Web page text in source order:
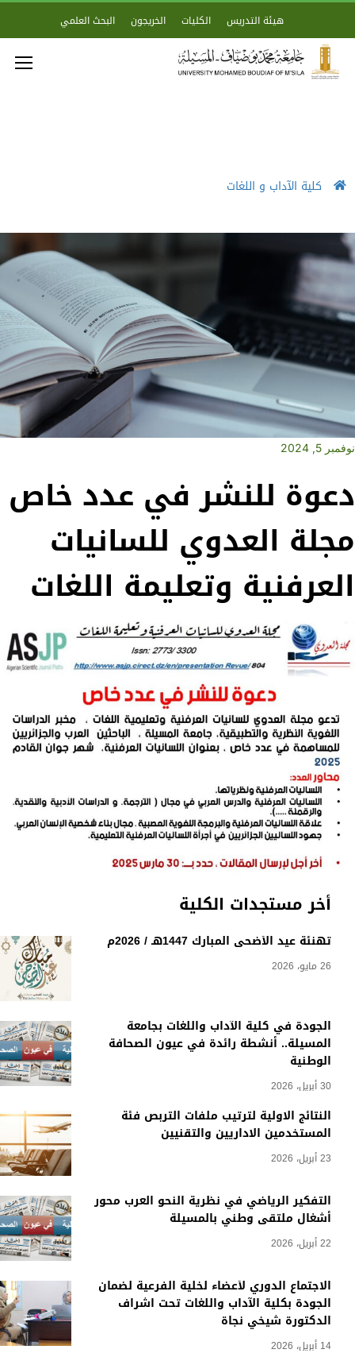
هيئة التدريس الكليات الخريجون البحث العلمي
كلية الآداب و اللغات
أخر مستجدات الكلية
تهنئة عيد الأضحى المبارك 1447هـ / 2026م
26 مايو، 2026
الجودة في كلية الآداب واللغات بجامعة
المسيلة.. أنشطة رائدة في عيون الصحافة
الوطنية
30 أبريل، 2026
النتائج الاولية لترتيب ملفات التربص فئة
المستخدمين الاداريين والتقنيين
23 أبريل، 2026
التفكير الرياضي في نظرية النحو العرب محور
أشغال ملتقى وطني بالمسيلة
22 أبريل، 2026
الاجتماع الدوري لأعضاء لخلية الفرعية لضمان
الجودة بكلية الآداب واللغات تحت اشراف
الدكتورة شيخي نجاة
14 أبريل، 2026
نوفمبر 5, 2024
دعوة للنشر في عدد خاص
مجلة العدوي للسانيات
العرفنية وتعليمة اللغات